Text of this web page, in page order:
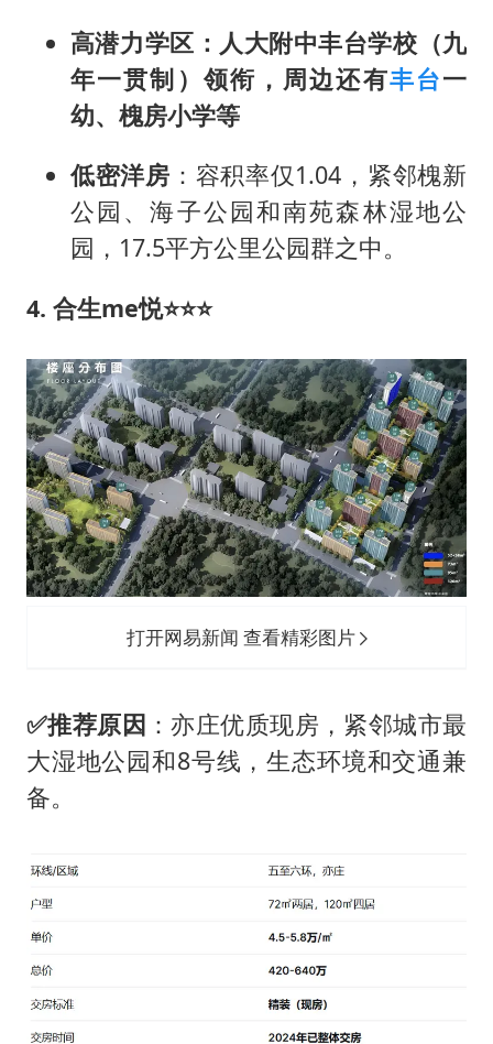
高潜力学区： 人大附中丰台学校（九
年一贯制） 领衔，周边还有丰台一
幼、槐房小学等
低密洋房 ：容积率仅1.04，紧邻槐新
公园、海子公园和南苑森林湿地公
园，17.5平方公里公园群之中。
4. 合生me悦⭐⭐⭐
打开网易新闻 查看精彩图片
✅推荐原因 ：亦庄优质现房，紧邻城市最
大湿地公园和8号线，生态环境和交通兼
备。